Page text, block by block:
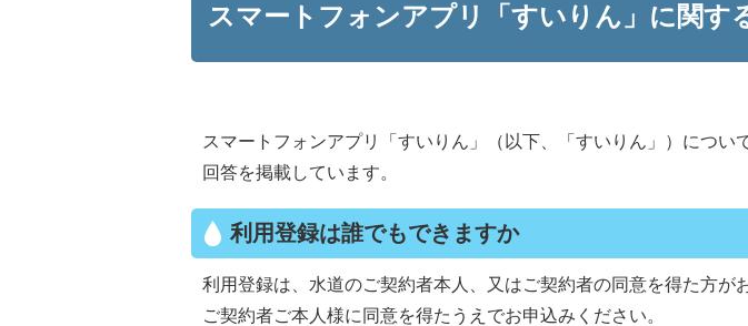
スマートフォンアプリ「すいりん」に関す
スマートフォンアプリ「すいりん」（以下、「すいりん」）につい
回答を掲載しています。
利用登録は誰でもできますか
利用登録は、水道のご契約者本人、又はご契約者の同意を得た方が
ご契約者ご本人様に同意を得たうえでお申込みください。